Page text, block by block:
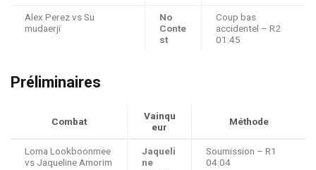
Alex Perez vs Su
mudaerji
No
Conte
st
Coup bas
accidentel – R2
01:45
Préliminaires
Combat
Vainqu
eur
Méthode
Loma Lookboonmee
vs Jaqueline Amorim
Jaqueli
ne
Soumission – R1
04:04